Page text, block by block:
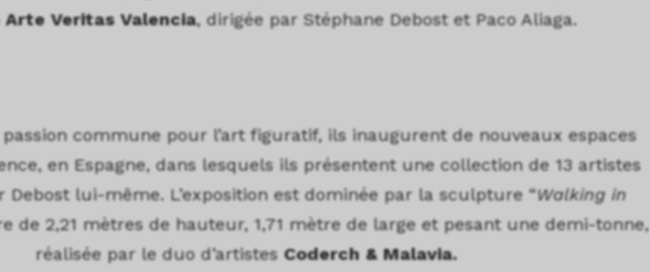
Arte Veritas Valencia, dirigée par Stéphane Debost et Paco Aliaga.
commune pour l’art figuratif, ils inaugurent de nouveaux espaces
en Espagne, dans lesquels ils présentent une collection de 13 artistes
Debost lui-même. L’exposition est dominée par la sculpture “Walking in
de 2,21 mètres de hauteur, 1,71 mètre de large et pesant une demi-tonne,
réalisée par le duo d’artistes Coderch & Malavia.